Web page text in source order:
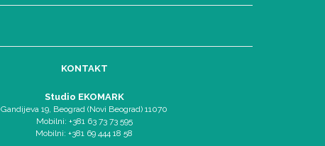
KONTAKT
Studio EKOMARK
Gandijeva 19, Beograd (Novi Beograd) 11070
Mobilni: +381 63 73 73 595
Mobilni: +381 69 444 18 58